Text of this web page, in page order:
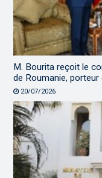
M. Bourita reçoit le
de Roumanie, porteur
20/07/2026